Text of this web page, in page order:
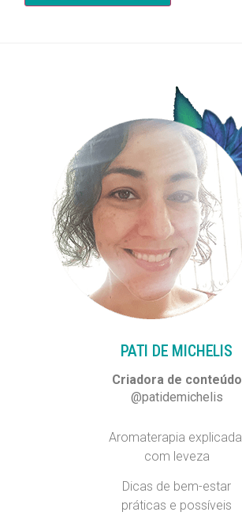
PATI DE MICHELIS​
Criadora de conteúdo
@patidemichelis
Aromaterapia explicada
com leveza
Dicas de bem-estar
práticas e possíveis